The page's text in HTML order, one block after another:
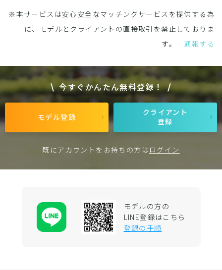
※本サービスは安心安全なマッチングサービスを提供する為
に、モデルとクライアントの直接取引を禁止しておりま
す。通報する
今すぐかんたん無料登録！
モデル登録
クライアント
登録
既にアカウントをお持ちの方はログイン
モデルの方の
LINE登録はこちら
登録の手順